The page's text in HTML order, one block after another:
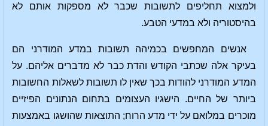
ולמצוא תחליפים לתשובות שכבר לא מספקות אותם לא
בהיסטוריה ולא במדעי הטבע.
אנשים המחפשים בכמיהה תשובות במדע המודרני הם
בעיקר אלה שכתבי הקודש והדת כבר לא מדברים אליהם. על
המדע המודרני להודות בכך שאין לו תשובות לשאלות החשובות
ביותר של החיים. הישגיו העצומים בתחום הנתונים הפיזיים
מוכרים במלואם על ידי מדע הרוח; התוצאות שהושגו באמצעות